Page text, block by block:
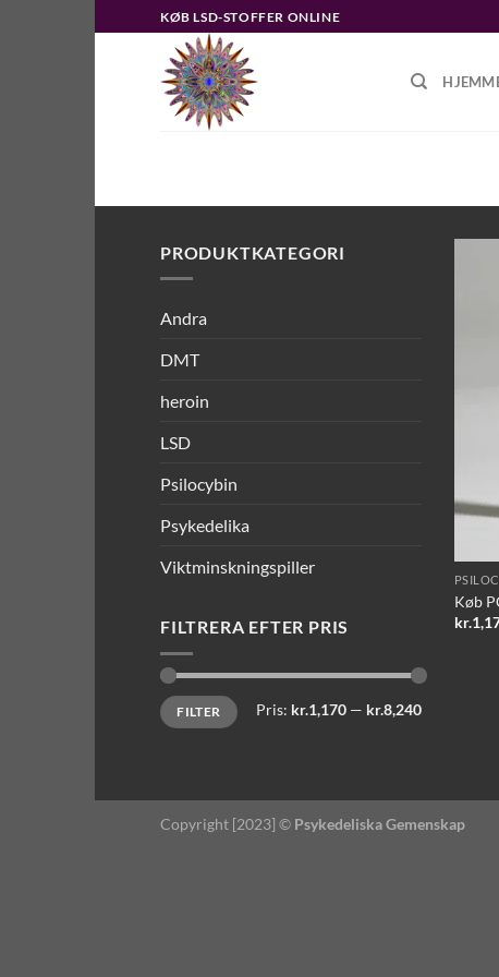
til
KØB LSD-STOFFER ONLINE
PRODUKTKATEGORI
Andra
DMT
heroin
LSD
Psilocybin
Psykedelika
Viktminskningspiller
FILTRERA EFTER PRIS
Mindste
pris
Højeste
prisFILTER Pris: kr.1,170 — kr.8,240
Køb
kr.
Copyright [2023] © Psykedeliska Gemenskap